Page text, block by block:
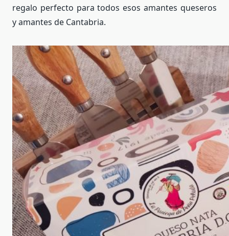
regalo perfecto para todos esos amantes queseros
y amantes de Cantabria.